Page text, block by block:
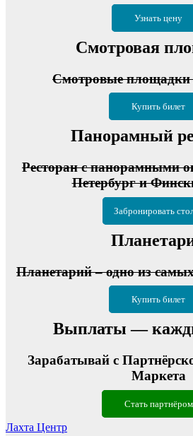
Узнать цену
Смотровая
Смотровые площадки
Купить билет
Панорамный
Ресторан с панорамными
Петербург и
Забронировать
Планетарий – одно из
Купить билет
Выплаты —
Зарабатывай с
Маркета
Стать партнёром
Лахта Центр